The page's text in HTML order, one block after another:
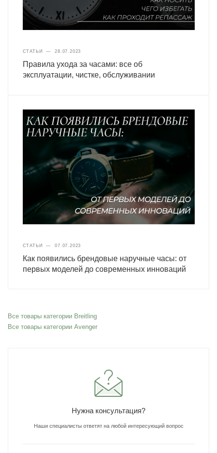
СТАТЬИ — 28.07.2023
Правила ухода за часами: все об
эксплуатации, чистке, обслуживании
СТАТЬИ — 07.07.2023
Как появились брендовые наручные часы: от
первых моделей до современных инноваций
Все товары категории Breitling
Все товары категории Avenger
Нужна консультация?
Наши специалисты ответят на любой интересующий вопрос